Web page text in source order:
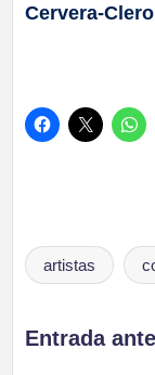
Cervera-Clero
Etiquetas:
artistas
Entrada